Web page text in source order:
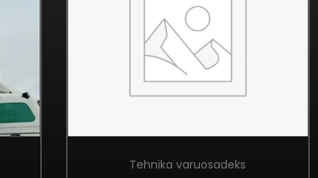
Tehnika varuosadeks